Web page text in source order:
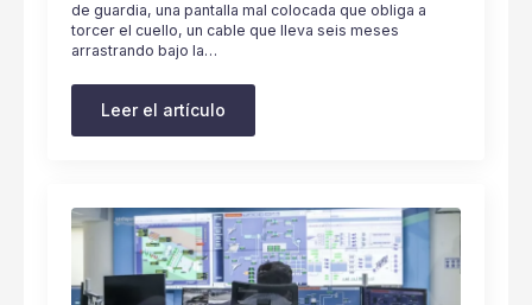
de guardia, una pantalla mal colocada que obliga a
torcer el cuello, un cable que lleva seis meses
arrastrando bajo la…
Leer el artículo